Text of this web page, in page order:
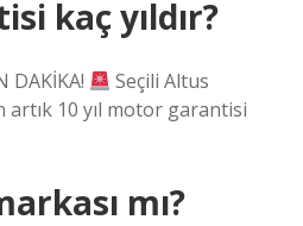
kaç yıldır?
DAKİKA!
Seçili Altus
artık 10 yıl motor garantisi
mı?